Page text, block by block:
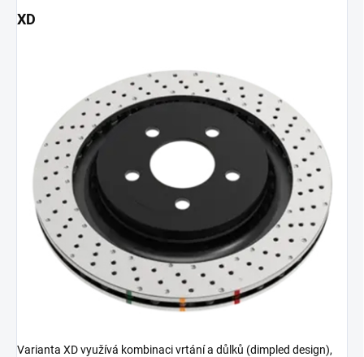
XD
Varianta XD využívá kombinaci vrtání a důlků (dimpled design),